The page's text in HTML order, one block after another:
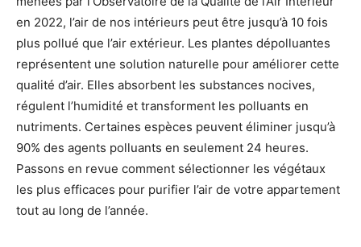
en 2022, l’air de nos intérieurs peut être jusqu’à 10 fois
plus pollué que l’air extérieur. Les plantes dépolluantes
représentent une solution naturelle pour améliorer cette
qualité d’air. Elles absorbent les substances nocives,
régulent l’humidité et transforment les polluants en
nutriments. Certaines espèces peuvent éliminer jusqu’à
90% des agents polluants en seulement 24 heures.
Passons en revue comment sélectionner les végétaux
les plus efficaces pour purifier l’air de votre appartement
tout au long de l’année.